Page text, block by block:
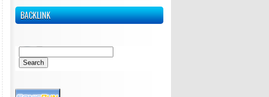
BACKLINK